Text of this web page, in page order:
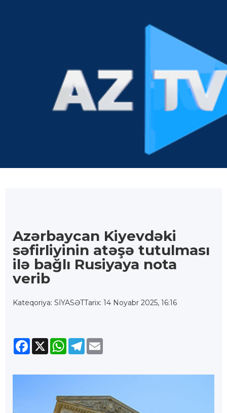
Azərbaycan Kiyevdəki
səfirliyinin atəşə tutulması
ilə bağlı Rusiyaya nota
verib
Kateqoriya: SİYASƏTTarix: 14 Noyabr 2025, 16:16
Facebook
X WhatsApp
Telegram